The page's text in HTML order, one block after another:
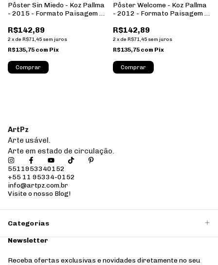
Pôster Sin Miedo - Koz Pallma
- 2015 - Formato Paisagem -
R$142,89
2 x de R$71,45 sem juros
R$135,75 com Pix
Comprar
Pôster Welcome - Koz Pallma
- 2012 - Formato Paisagem -
R$142,89
2 x de R$71,45 sem juros
R$135,75 com Pix
Comprar
ArtPz
Arte usável.
Arte em estado de circulação.
5511953340152
+55 11 95334-0152
info@artpz.com.br
Visite o nosso Blog!
Categorias
Newsletter
Receba ofertas exclusivas e novidades diretamente no seu